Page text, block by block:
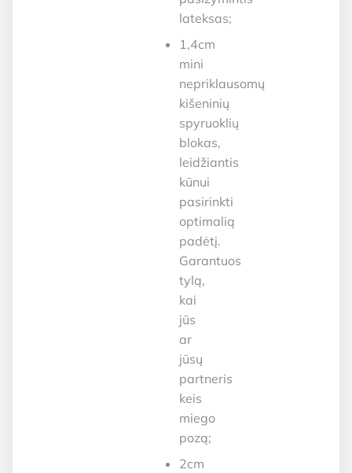
lateksas;
1,4cm
mini
nepriklausomų
kišeninių
spyruoklių
blokas,
leidžiantis
kūnui
pasirinkti
optimalią
padėtį.
Garantuos
tylą,
kai
jūs
ar
jūsų
partneris
keis
miego
pozą;
2cm